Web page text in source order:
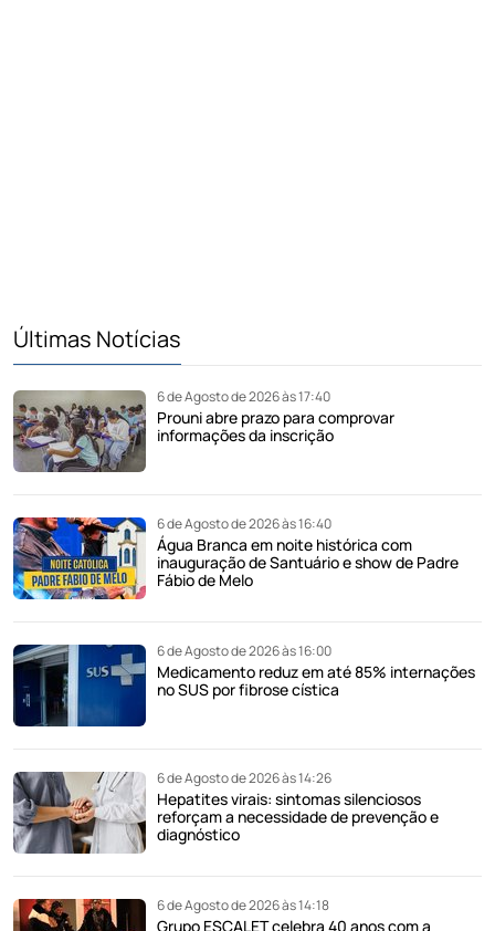
Últimas Notícias
6 de Agosto de 2026 às 17:40
Prouni abre prazo para comprovar
informações da inscrição
6 de Agosto de 2026 às 16:40
Água Branca em noite histórica com
inauguração de Santuário e show de Padre
Fábio de Melo
6 de Agosto de 2026 às 16:00
Medicamento reduz em até 85% internações
no SUS por fibrose cística
6 de Agosto de 2026 às 14:26
Hepatites virais: sintomas silenciosos
reforçam a necessidade de prevenção e
diagnóstico
6 de Agosto de 2026 às 14:18
Grupo ESCALET celebra 40 anos com a